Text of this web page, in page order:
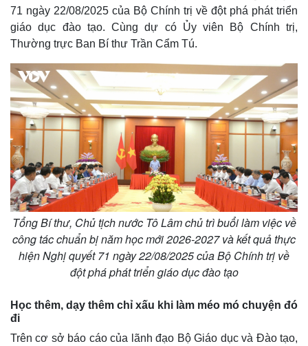
71 ngày 22/08/2025 của Bộ Chính trị về đột phá phát triển
giáo dục đào tạo. Cùng dự có Ủy viên Bộ Chính trị,
Thường trực Ban Bí thư Trần Cẩm Tú.
Tổng Bí thư, Chủ tịch nước Tô Lâm chủ trì buổi làm việc về
công tác chuẩn bị năm học mới 2026-2027 và kết quả thực
hiện Nghị quyết 71 ngày 22/08/2025 của Bộ Chính trị về
đột phá phát triển giáo dục đào tạo
Học thêm, dạy thêm chỉ xấu khi làm méo mó chuyện đó
đi
Trên cơ sở báo cáo của lãnh đạo Bộ Giáo dục và Đào tạo,